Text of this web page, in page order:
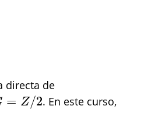
directa de
= Z/2
= Z/ 2
. En este curso,